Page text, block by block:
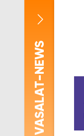
V
ASALAT
-NEWS